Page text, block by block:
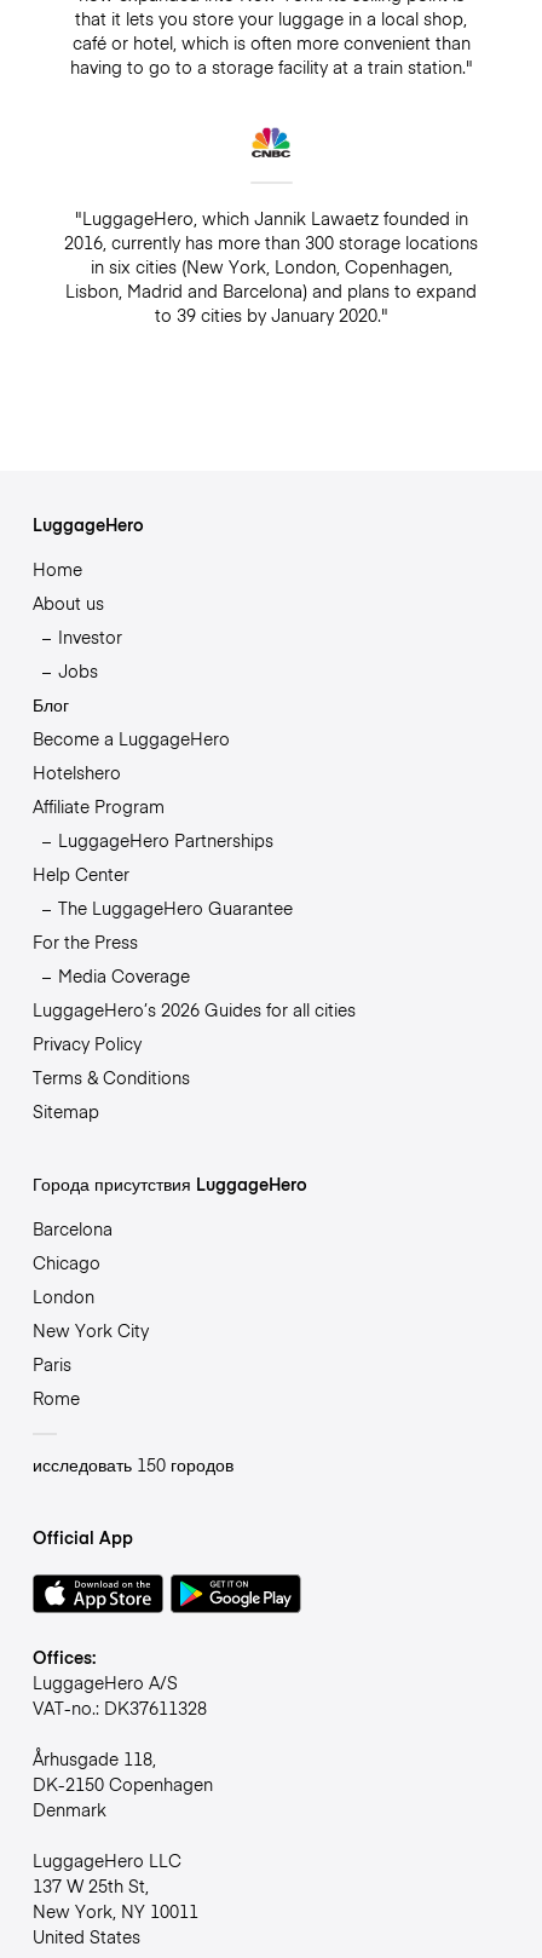
that it lets you store your luggage in a local shop,
café or hotel, which is often more convenient than
having to go to a storage facility at a train station."
"LuggageHero, which Jannik Lawaetz founded in
2016, currently has more than 300 storage locations
in six cities (New York, London, Copenhagen,
Lisbon, Madrid and Barcelona) and plans to expand
to 39 cities by January 2020."
LuggageHero
Home
About us
Investor
Jobs
Блог
Become a LuggageHero
Hotelshero
Affiliate Program
LuggageHero Partnerships
Help Center
The LuggageHero Guarantee
For the Press
Media Coverage
LuggageHero’s 2026 Guides for all cities
Privacy Policy
Terms & Conditions
Sitemap
Города присутствия LuggageHero
Barcelona
Chicago
London
New York City
Paris
Rome
исследовать 150 городов
Official App
Offices:
LuggageHero A/S
VAT-no.: DK37611328
Århusgade 118,
DK-2150 Copenhagen
Denmark
LuggageHero LLC
137 W 25th St,
New York, NY 10011
United States